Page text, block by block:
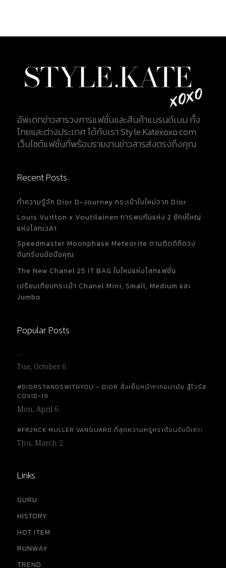
อัพเดทข่าวสารวงการแฟชั่นและสินค้าแบรนด์เนม ทั้ง
ไทยและต่างประเทศ ได้กับเรา Style.Katexoxo.com
เว็บไซต์แฟชั่นที่พร้อมรายงานข่าวสารส่งตรงถึงคุณ
Recent Posts
ทำความรู้จัก Dior D-Journey กระเป๋าใบใหม่จาก Dior
Louis Vuitton x Voutilainen การพบกันแห่ง 2 ยักษ์ใหญ่
แห่งโลกเวลา
Speedmaster Moonphase Meteorite ตามติดดิถีดวง
จันทร์บนข้อมือคุณ
The New Chanel 25 IT BAG ใบใหม่แห่งโลกแฟชั่น
เปรียบเทียบกระเป๋า Chanel Mini, Small, Medium และ
Jumbo
Popular Posts
…
Tue, October 6.
#DIORSTANDSWITHYOU – DIOR สั่งเย็บหน้ากากอนามัย สู้ไวรัส
COVID-19
Mon, April 6.
#FR2NCK MULLER VANGUARD ที่สุดความหรูหราต้อนรับปีเถาะ
Thu, March 2.
Links
GURU
HISTORY
HOT ITEM
RUNWAY
TREND